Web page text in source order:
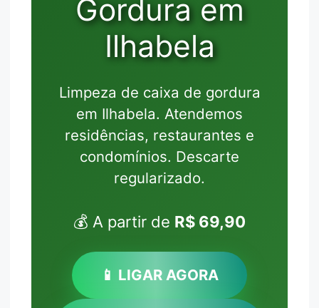
Gordura em
Ilhabela
Limpeza de caixa de gordura
em Ilhabela. Atendemos
residências, restaurantes e
condomínios. Descarte
regularizado.
💰 A partir de R$ 69,90
📱 LIGAR AGORA